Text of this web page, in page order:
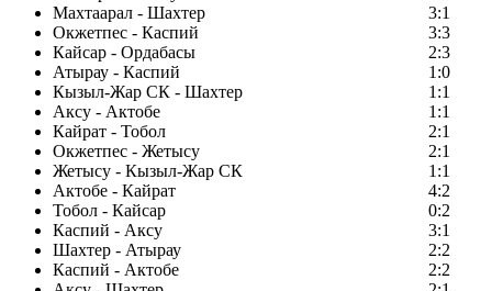
Махтаарал - Шахтер
3:1
Окжетпес - Каспий
3:3
Кайсар - Ордабасы
2:3
Атырау - Каспий
1:0
Кызыл-Жар СК - Шахтер
1:1
Аксу - Актобе
1:1
Кайрат - Тобол
2:1
Окжетпес - Жетысу
2:1
Жетысу - Кызыл-Жар СК
1:1
Актобе - Кайрат
4:2
Тобол - Кайсар
0:2
Каспий - Аксу
3:1
Шахтер - Атырау
2:2
Каспий - Актобе
2:2